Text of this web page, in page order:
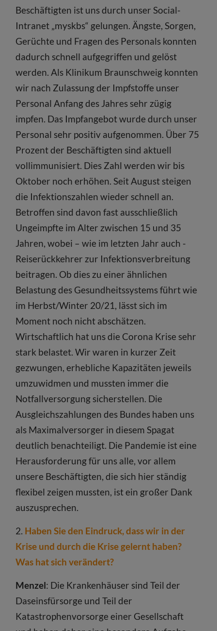
Beschäftigten ist uns durch unser Social-
Intranet „myskbs“ gelungen. Ängste, Sorgen,
Gerüchte und Fragen des Personals konnten
dadurch schnell aufgegriffen und gelöst
werden. Als Klinikum Braunschweig konnten
wir nach Zulassung der Impfstoffe unser
Personal Anfang des Jahres sehr zügig
impfen. Das Impfangebot wurde durch unser
Personal sehr positiv aufgenommen. Über 75
Prozent der Beschäftigten sind aktuell
vollimmunisiert. Dies Zahl werden wir bis
Oktober noch erhöhen. Seit August steigen
die Infektionszahlen wieder schnell an.
Betroffen sind davon fast ausschließlich
Ungeimpfte im Alter zwischen 15 und 35
Jahren, wobei – wie im letzten Jahr auch -
Reiserückkehrer zur Infektionsverbreitung
beitragen. Ob dies zu einer ähnlichen
Belastung des Gesundheitssystems führt wie
im Herbst/Winter 20/21, lässt sich im
Moment noch nicht abschätzen.
Wirtschaftlich hat uns die Corona Krise sehr
stark belastet. Wir waren in kurzer Zeit
gezwungen, erhebliche Kapazitäten jeweils
umzuwidmen und mussten immer die
Notfallversorgung sicherstellen. Die
Ausgleichszahlungen des Bundes haben uns
als Maximalversorger in diesem Spagat
deutlich benachteiligt. Die Pandemie ist eine
Herausforderung für uns alle, vor allem
unsere Beschäftigten, die sich hier ständig
flexibel zeigen mussten, ist ein großer Dank
auszusprechen.
2. Haben Sie den Eindruck, dass wir in der
Krise und durch die Krise gelernt haben?
Was hat sich verändert?
Menzel: Die Krankenhäuser sind Teil der
Daseinsfürsorge und Teil der
Katastrophenvorsorge einer Gesellschaft